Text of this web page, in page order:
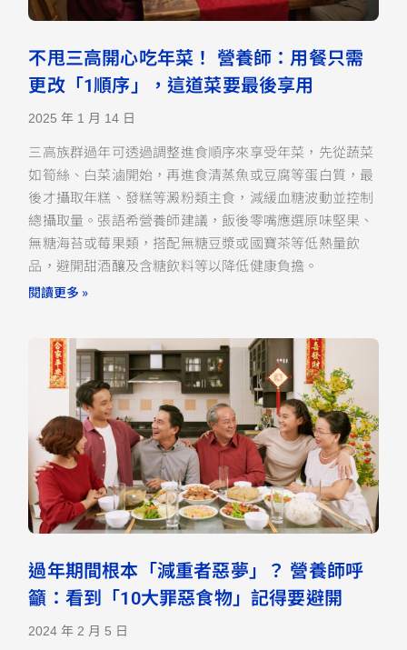
不甩三高開心吃年菜！ 營養師：用餐只需
更改「1順序」，這道菜要最後享用
2025 年 1 月 14 日
三高族群過年可透過調整進食順序來享受年菜，先從蔬菜
如筍絲、白菜滷開始，再進食清蒸魚或豆腐等蛋白質，最
後才攝取年糕、發糕等澱粉類主食，減緩血糖波動並控制
總攝取量。張語希營養師建議，飯後零嘴應選原味堅果、
無糖海苔或莓果類，搭配無糖豆漿或國寶茶等低熱量飲
品，避開甜酒釀及含糖飲料等以降低健康負擔。
閱讀更多 »
過年期間根本「減重者惡夢」？ 營養師呼
籲：看到「10大罪惡食物」記得要避開
2024 年 2 月 5 日